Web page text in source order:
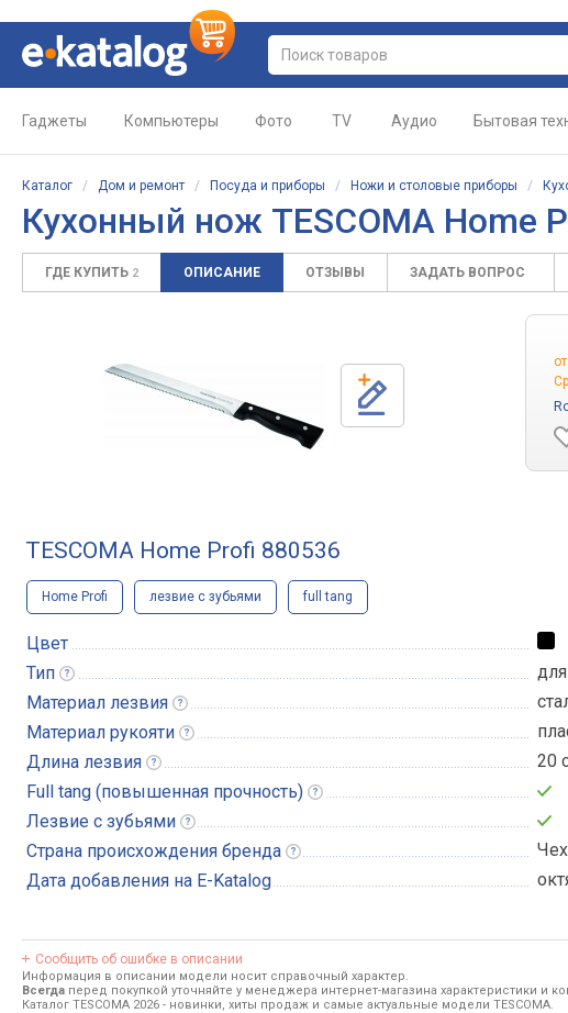
Гаджеты Компьютеры Фото TV Аудио Бытовая
Каталог / Дом и ремонт / Посуда и приборы / Ножи и столовые приборы /
Кухонный нож TESCOMA Home
ГДЕ КУПИТЬ 2 ОПИСАНИЕ ОТЗЫВЫ ЗАДАТЬ ВОПРОС
от
TESCOMA Home Profi 880536
Home Profi лезвие с зубьями full tang
Цвет
Тип
Материал лезвия
Материал рукояти
Длина лезвия
20
Full tang (повышенная прочность)
Лезвие с зубьями
Страна происхождения бренда
Дата добавления на E-Katalog
Сообщить об ошибке в описании
Информация в описании модели носит справочный характер.
Всегда перед покупкой уточняйте у менеджера интернет-магазина характеристики и
Каталог TESCOMA 2026 - новинки, хиты продаж и самые актуальные модели TESCOMA.